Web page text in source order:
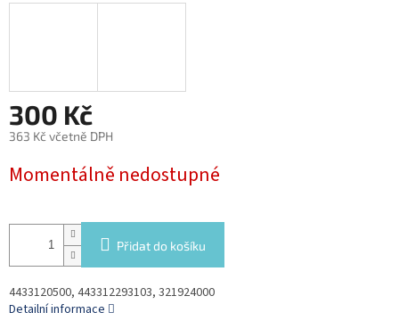
300 Kč
363 Kč včetně DPH
cena:
Momentálně nedostupné
Přidat do košíku
4433120500, 443312293103, 321924000
Detailní informace